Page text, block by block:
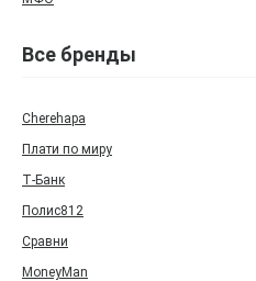
Все бренды
Cherehapa
Плати по миру
Т‑Банк
Полис812
Сравни
MoneyMan